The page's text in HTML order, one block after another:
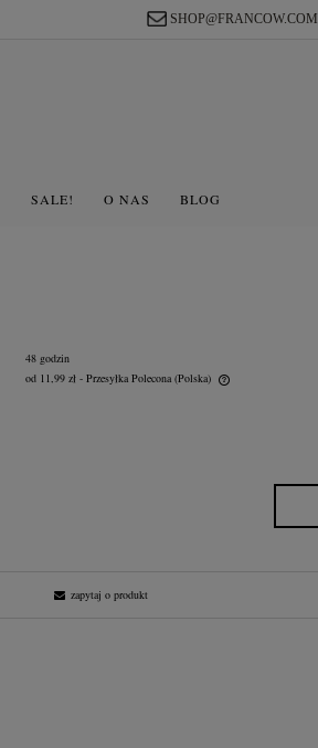
SHOP@FRANCOW.COM
SALE! O NAS BLOG
48 godzin
od 11,99 zł - Przesyłka Polecona (Polska)
zapytaj o produkt